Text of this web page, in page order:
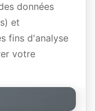
données
et
fins d'analyse
votre